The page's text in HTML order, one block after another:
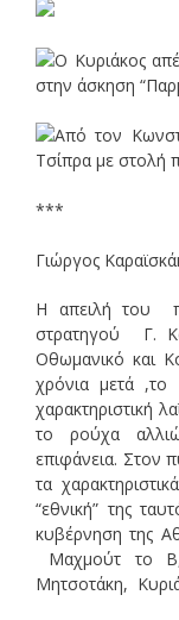
***
Γιώργος
Η απειλή του
στρατηγού Γ.
Οθωμανικό και
χρόνια μετά
χαρακτηριστική
το ρούχα
επιφάνεια. Στον
τα
“εθνική” της
κυβέρνηση της
Μαχμούτ το
Μητσοτάκη,